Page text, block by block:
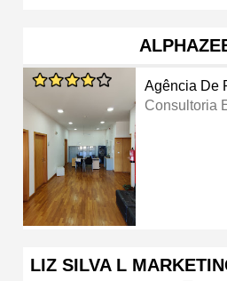
Agência De
Consultoria
LIZ SILVA L